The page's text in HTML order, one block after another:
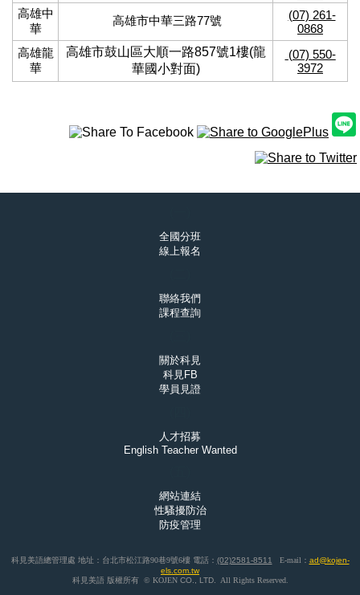
高雄中
華
高雄市中華三路77號
(07) 261-
0868
高雄龍
華
高雄市鼓山區大順一路857號1樓(龍
華國小對面)
(07) 550-
3972
全國分班
線上報名
聯絡我們
課程查詢
關於科見
科見FB
學員見證
人才招募
English Teacher Wanted
網站連結
性騷擾防治
防疫管理
科見美語總管理處 地址：台北市松江路90巷9號6樓 電話： (02)2581-8511 E-mail： ad@kojen-
els.com.tw
科見美語 版權所有 © KOJEN CO., LTD. All Rights Reserved.